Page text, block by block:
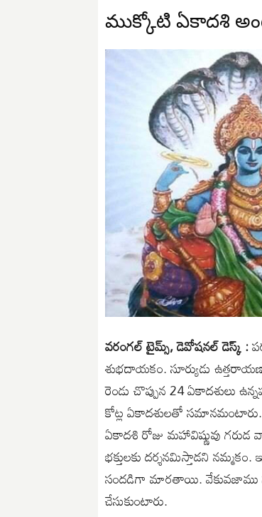
ముక్కోటి ఏకాదశి
వరంగల్ టైమ్స్, డెవోషనల్ డెస్క్ :
శుభదాయకం. సూర్యుడు
రెండు చొప్పున 24 ఏకాదశులు
కోట్ల ఏకాదశులతో సమానమంటారు.
ఏకాదశి రోజు మహావిష్ణువు
భక్తులకు దర్శనమిస్తాడని
సందడిగా మారతాయి. వేకువజాము
చేసుకుంటారు.